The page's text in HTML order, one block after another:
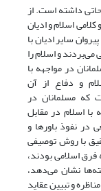
داشته است. از
اسلام و ادیان
‏سایر ادیان با
‏و اسلام را
در مواجهه با
‏و دفاع از آن
که مسلمانان در
با اسلام در مقابل
در نفوذ باورها ‏و
با روش توصیفی
فرق اسلامی بودند،
نشان می‌دهد،
و تبیین ‏عقاید